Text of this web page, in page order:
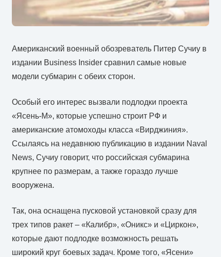
Американский военный обозреватель Питер Сучиу в
издании Business Insider сравнил самые новые
модели субмарин с обеих сторон.
Особый его интерес вызвали подлодки проекта
«Ясень-М», которые успешно строит РФ и
американские атомоходы класса «Вирджиния».
Ссылаясь на недавнюю публикацию в издании Naval
News, Сучиу говорит, что российская субмарина
крупнее по размерам, а также гораздо лучше
вооружена.
Так, она оснащена пусковой установкой сразу для
трех типов ракет – «Калибр», «Оникс» и «Циркон»,
которые дают подлодке возможность решать
широкий круг боевых задач. Кроме того, «Ясени»